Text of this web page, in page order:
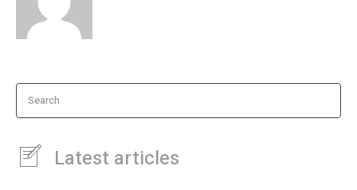
Search
Latest articles